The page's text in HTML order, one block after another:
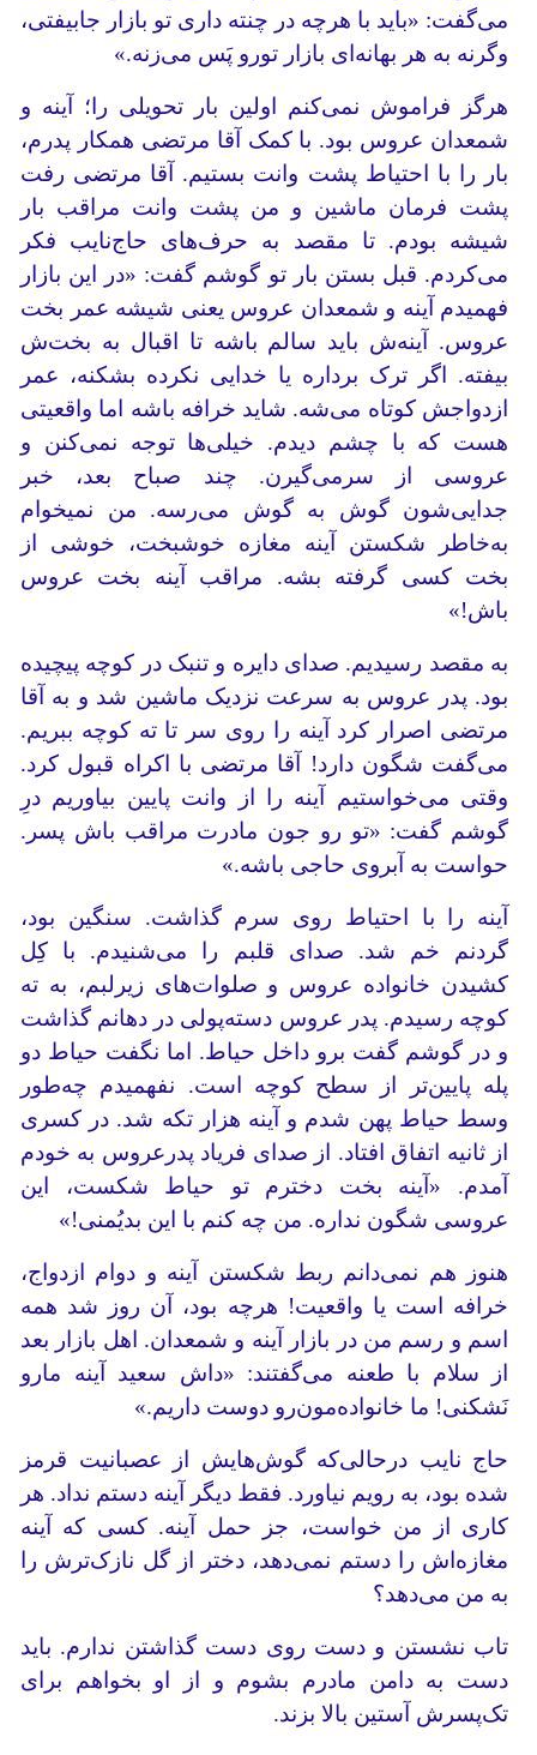
می‌گفت: «باید با هرچه در چنته داری تو بازار جابیفتی،
وگرنه به هر بهانه‌ای بازار تورو پَس می‌زنه.»
هرگز فراموش نمی‌کنم اولین بار تحویلی را؛ آینه و
شمعدان عروس بود. با کمک آقا مرتضی همکار پدرم،
بار را با احتیاط پشت وانت بستیم. آقا مرتضی رفت
پشت فرمان ماشین و من پشت وانت مراقب بار
شیشه بودم. تا مقصد به حرف‌های حاج‌نایب فکر
می‌کردم. قبل بستن بار تو گوشم گفت: «در این بازار
فهمیدم آینه و شمعدان عروس یعنی شیشه عمر بخت
عروس. آینه‌ش باید سالم باشه تا اقبال به بخت‌ش
بیفته. اگر ترک برداره یا خدایی نکرده بشکنه، عمر
ازدواجش کوتاه می‌شه. شاید خرافه باشه اما واقعیتی
هست که با چشم دیدم. خیلی‌ها توجه نمی‌کنن و
عروسی از سرمی‌گیرن. چند صباح بعد، خبر
جدایی‌شون گوش به گوش می‌رسه‌. من‌ نمیخوام
به‌خاطر شکستن آینه مغازه خوشبخت، خوشی از
بخت کسی گرفته بشه. مراقب آینه‌ بخت عروس
باش!»
به مقصد رسیدیم. صدای دایره و تنبک در کوچه پیچیده
بود. پدر عروس به سرعت نزدیک ماشین شد و به آقا
مرتضی اصرار کرد آینه را روی سر تا ته کوچه ببریم.
می‌گفت شگون دارد! آقا مرتضی با اکراه قبول کرد.
وقتی می‌خواستیم آینه را از وانت پایین بیاوریم درِ
گوشم گفت: «تو رو جون مادرت مراقب باش پسر.
حواست به آبروی حاجی باشه.»
آینه را با احتیاط روی سرم گذاشت. سنگین بود،
گردنم خم شد. صدای قلبم را می‌شنیدم. با کِل
کشیدن خانواده عروس و صلوات‌های زیرلبم، به ته
کوچه رسیدم. پدر عروس دسته‌پولی در دهانم گذاشت
و در گوشم گفت برو داخل حیاط. اما نگفت حیاط دو
پله پایین‌تر از سطح کوچه است. نفهمیدم چه‌طور
وسط حیاط پهن شدم و آینه هزار تکه شد. در کسری
از ثانیه اتفاق افتاد. از صدای فریاد پدرعروس به خودم
آمدم. «آینه بخت دخترم تو حیاط شکست، این
عروسی شگون نداره. من چه کنم با این بدیُمنی!»
هنوز هم نمی‌دانم ربط شکستن آینه و دوام ازدواج،
خرافه است یا واقعیت! هرچه بود، آن روز شد همه
اسم و رسم من در بازار آینه و شمعدان. اهل بازار بعد
از سلام با طعنه می‌گفتند: «داش سعید آینه مارو
نَشکنی‌! ما خانواده‌مون‌رو دوست داریم.»
حاج نایب درحالی‌که گوش‌هایش از عصبانیت قرمز
شده بود، به رویم نیاورد. فقط دیگر آینه‌ دستم نداد. هر
کاری از من خواست، جز حمل آینه. کسی که آینه
مغازه‌اش را دستم نمی‌دهد، دختر از گل نازک‌ترش را
به من می‌دهد؟
تاب نشستن و دست روی دست گذاشتن ندارم. باید
دست به دامن مادرم بشوم و از او بخواهم برای
تک‌پسرش آستین بالا بزند.